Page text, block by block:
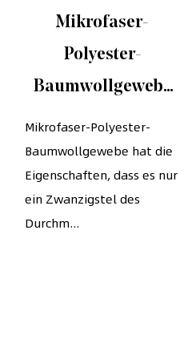
Mikrofaser-
Polyester-
Baumwollgewebe
in individuellen
Farben, geeignet
für die
Mikrofaser-Polyester-
Baumwollgewebe hat die
Eigenschaften, dass es nur
ein Zwanzigstel des
Durchm...